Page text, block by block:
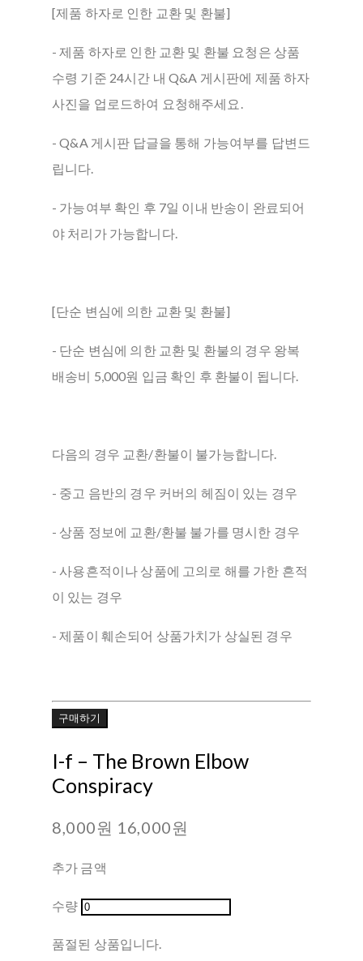
[제품 하자로 인한 교환 및 환불]
- 제품 하자로 인한 교환 및 환불 요청은 상품
수령 기준 24시간 내 Q&A 게시판에 제품 하자
사진을 업로드하여 요청해주세요.
- Q&A 게시판 답글을 통해 가능여부를 답변드
립니다.
- 가능여부 확인 후 7일 이내 반송이 완료되어
야 처리가 가능합니다.
[단순 변심에 의한 교환 및 환불]
- 단순 변심에 의한 교환 및 환불의 경우 왕복
배송비 5,000원 입금 확인 후 환불이 됩니다.
다음의 경우 교환/환불이 불가능합니다.
- 중고 음반의 경우 커버의 헤짐이 있는 경우
- 상품 정보에 교환/환불 불가를 명시한 경우
- 사용흔적이나 상품에 고의로 해를 가한 흔적
이 있는 경우
- 제품이 훼손되어 상품가치가 상실된 경우
구매하기
I-f ‎– The Brown Elbow
Conspiracy
8,000원 16,000원
추가 금액
수량
품절된 상품입니다.